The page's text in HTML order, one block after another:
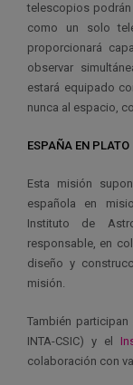
telescopios
como un solo
proporcionará
observar
estará equipado
nunca al espacio,
ESPAÑA EN PLATO
Esta misión
española en
Instituto de
responsable, en
diseño y
misión.
También participan
INTA-CSIC) y el
colaboración con